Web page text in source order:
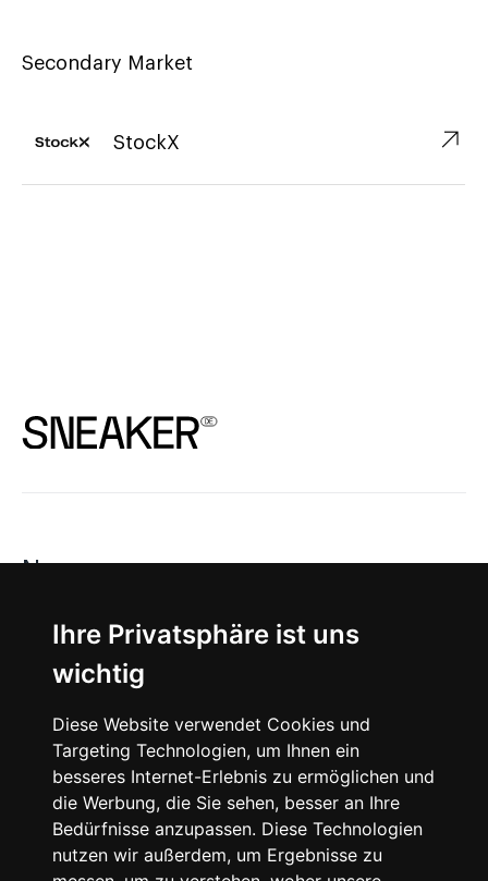
Ihre Privatsphäre ist uns
wichtig
Diese Website verwendet Cookies und
Targeting Technologien, um Ihnen ein
besseres Internet-Erlebnis zu ermöglichen und
die Werbung, die Sie sehen, besser an Ihre
Bedürfnisse anzupassen. Diese Technologien
nutzen wir außerdem, um Ergebnisse zu
Secondary Market
StockX ↗︎
News
About
Instagram
Facebook